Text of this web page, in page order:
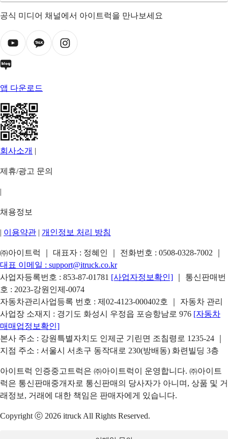
공식 미디어 채널에서 아이트럭을 만나보세요
앱 다운로드
회사소개 |
제휴/광고 문의
|
채용정보
| 이용약관 | 개인정보 처리 방침
㈜아이트럭 ｜ 대표자 : 정혜인 ｜ 전화번호 : 0508-0328-7002
대표 이메일 : support@itruck.co.kr
사업자등록번호 : 853-87-01781 [사업자정보확인]
｜ 통신판매번
호 : 2023-강원인제-0074
자동차관리사업등록 번호 : 제02-4123-000402호 ｜ 자동차 관리
사업장 소재지 : 경기도 화성시 우정읍 포승항남로 976 [자동차
매매업정보확인]
본사 주소 : 강원특별자치도 인제군 기린면 조침령로 1235-24 ｜
지점 주소 : 서울시 서초구 동작대로 230(방배동) 화련빌딩 3층
아이트럭 인증중고트럭은 ㈜아이트럭이 운영합니다. ㈜아이트
럭은 통신판매중개자로 통신판매의 당사자가 아니며, 상품 및 거
래정보, 거래에 대한 책임은 판매자에게 있습니다.
Copyright ⓒ 2026 itruck All Rights Reserved.